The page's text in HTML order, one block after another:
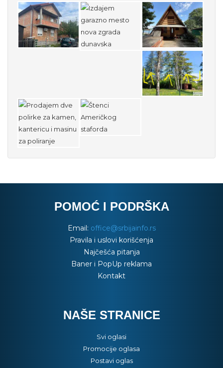
POMOĆ I PODRŠKA
Email: office@srbijainfo.rs
Pravila i uslovi korišćenja
Najčešća pitanja
Baner i PopUp reklama
Kontakt
NAŠE STRANICE
Svi oglasi
Promocije oglasa
Postavi oglas